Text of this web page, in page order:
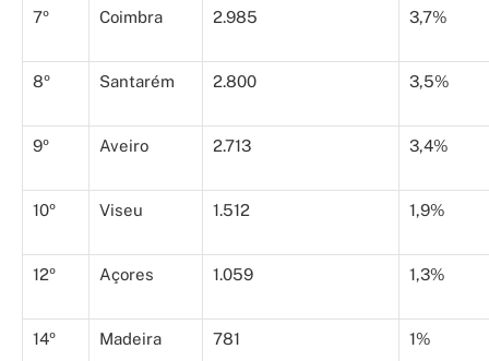
7º Coimbra 2.985 3,7%
8º Santarém 2.800 3,5%
9º Aveiro 2.713 3,4%
10º Viseu 1.512 1,9%
12º Açores 1.059 1,3%
14º Madeira 781 1%